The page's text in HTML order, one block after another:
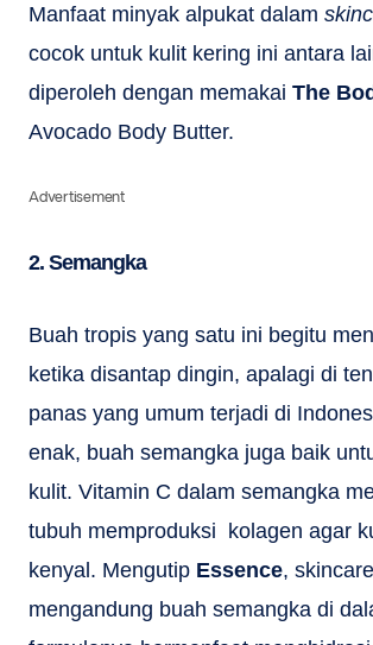
Manfaat minyak alpukat dalam
cocok untuk kulit kering ini antara
diperoleh dengan memakai The
Avocado Body Butter.
Advertisement
2. Semangka
Buah tropis yang satu ini begitu
ketika disantap dingin, apalagi di
panas yang umum terjadi di
enak, buah semangka juga baik
kulit. Vitamin C dalam semangka
tubuh memproduksi kolagen agar
kenyal. Mengutip Essence,
mengandung buah semangka di